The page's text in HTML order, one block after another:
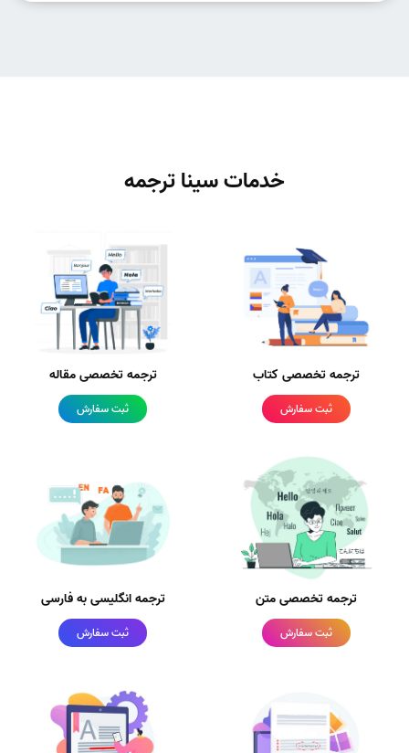
خدمات سینا ترجمه
ترجمه تخصصی کتاب
ثبت سفارش
ترجمه تخصصی مقاله
ثبت سفارش
ترجمه تخصصی متن
ثبت سفارش
ترجمه انگلیسی به فارسی
ثبت سفارش